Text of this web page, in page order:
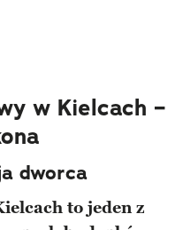
w Kielcach –
dworca
to jeden z